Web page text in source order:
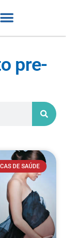
pre-
DE SAÚDE